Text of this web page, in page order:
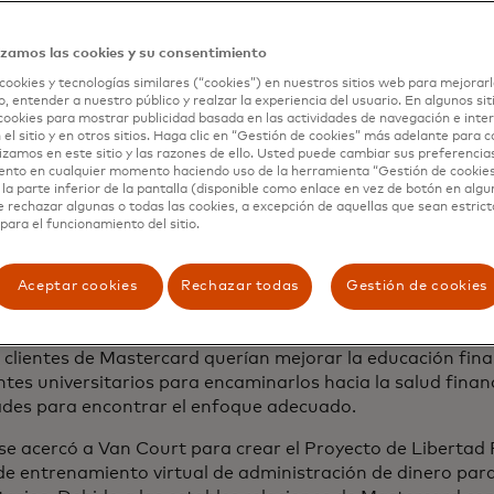
como videos, memes y juegos, diseñados para que
en los últimos años, Van Court se preocupó cada
estudiantes universitarios, que se encuentran al borde
responsabilidades adultas. Y como mujer negra, Van
preocupada por los graduados negros, que
sistémicas (por cada 100 dólares de riqueza que
las familias negras solo tienen 15se abre en una pestaña
) mientras que
agobiados por la deuda de préstamos
un
estudiantes blancos.
Dawn Boudwin, directora del equipo de
clientes de Mastercard querían mejorar la educación
universitarios para encaminarlos hacia la salud
para encontrar el enfoque adecuado.
acercó a Van Court para crear el Proyecto de Libertad
entrenamiento virtual de administración de dinero
las cookies y su consentimiento
y tecnologías similares (“cookies”) en nuestros sitios web para
entender a nuestro público y realzar la experiencia del usuario. En algunos
para mostrar publicidad basada en las actividades de navegación e
el sitio y en otros sitios. Haga clic en “Gestión de cookies” más adelante para
en este sitio y las razones de ello. Usted puede cambiar sus
en cualquier momento haciendo uso de la herramienta “Gestión de
la parte inferior de la pantalla (disponible como enlace en vez de botón en
rechazar algunas o todas las cookies, a excepción de aquellas que sean
el funcionamiento del sitio.
Aceptar cookies Rechazar todas Gestión de cookies